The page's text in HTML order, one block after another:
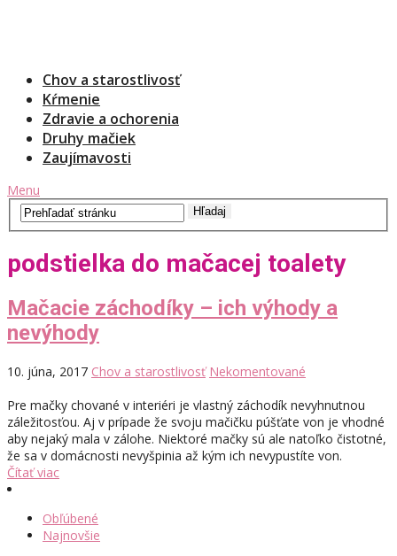
Chov a starostlivosť
Kŕmenie
Zdravie a ochorenia
Druhy mačiek
Zaujímavosti
Menu
podstielka do mačacej toalety
Mačacie záchodíky – ich výhody a
nevýhody
10. júna, 2017 Chov a starostlivosť Nekomentované
Pre mačky chované v interiéri je vlastný záchodík nevyhnutnou
záležitosťou. Aj v prípade že svoju mačičku púšťate von je vhodné
aby nejaký mala v zálohe. Niektoré mačky sú ale natoľko čistotné,
že sa v domácnosti nevyšpinia až kým ich nevypustíte von.
Čítať viac
Obľúbené
Najnovšie